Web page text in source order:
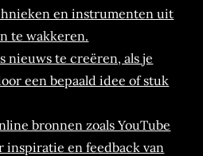
en instrumenten uit
te wakkeren.
nieuws te creëren, als je
een bepaald idee of stuk
bronnen zoals YouTube
inspiratie en feedback van